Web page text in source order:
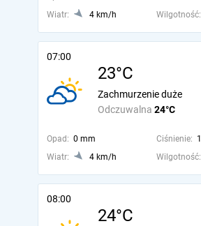
Wiatr:
4 km/h Wilgotność:
07:00
23°C
Odczuwalna 24°C
Zachmurzenie duże
Opad: 0 mm Ciśnienie:
Wiatr:
4 km/h Wilgotność:
08:00
24°C